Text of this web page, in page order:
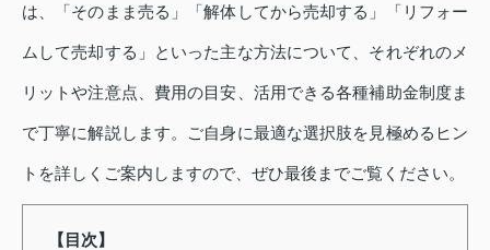
は、「そのまま売る」「解体してから売却する」「リフォー
ムして売却する」といった主な方法について、それぞれのメ
リットや注意点、費用の目安、活用できる各種補助金制度ま
で丁寧に解説します。ご自身に最適な選択肢を見極めるヒン
トを詳しくご案内しますので、ぜひ最後までご覧ください。
【目次】